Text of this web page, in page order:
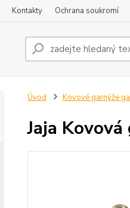
Kontakty Ochrana soukromí
Úvod Kovové garnýže
Jaja